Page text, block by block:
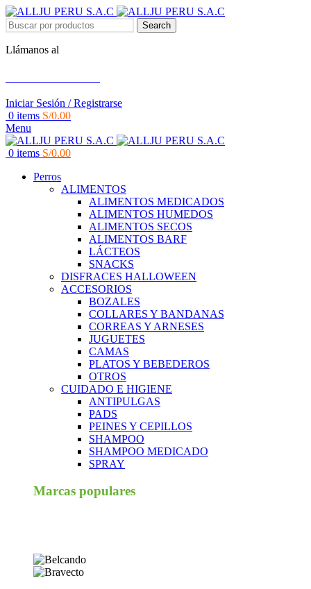
Search
Llámanos al
Iniciar Sesión / Registrarse
0 items S/0.00
Menu
0 items S/0.00
Perros
ALIMENTOS
ALIMENTOS MEDICADOS
ALIMENTOS HUMEDOS
ALIMENTOS SECOS
ALIMENTOS BARF
LÁCTEOS
SNACKS
DISFRACES HALLOWEEN
ACCESORIOS
BOZALES
COLLARES Y BANDANAS
CORREAS Y ARNESES
JUGUETES
CAMAS
PLATOS Y BEBEDEROS
OTROS
CUIDADO E HIGIENE
ANTIPULGAS
PADS
PEINES Y CEPILLOS
SHAMPOO
SHAMPOO MEDICADO
SPRAY
Marcas populares